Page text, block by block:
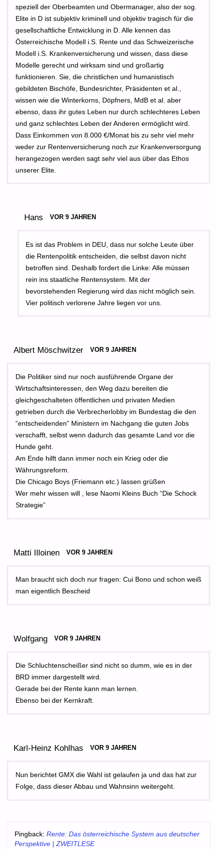
speziell der Oberbeamten und Obermanager, also der sog.
Elite in D ist subjektiv kriminell und objektiv tragisch für die
gesellschaftliche Entwicklung in D. Alle kennen das
Österreichische Modell i.S. Rente und das Schweizerische
Modell i.S. Krankenversicherung und wissen, dass diese
Modelle gerecht und wirksam sind und großartig
funktionieren. Sie, die christlichen und humanistisch
gebildeten Bischöfe, Bundesrichter, Präsidenten et al.,
wissen wie die Winterkorns, Döpfners, MdB et al. aber
ebenso, dass ihr gutes Leben nur durch schlechteres Leben
und ganz schlechtes Leben der Anderen ermöglicht wird.
Dass Einkommen von 8.000 €/Monat bis zu sehr viel mehr
weder zur Rentenversicherung noch zur Krankenversorgung
herangezogen werden sagt sehr viel aus über das Ethos
unserer Elite.
Hans VOR 9 JAHREN
Es ist das Problem in DEU, dass nur solche Leute über
die Rentenpolitik entscheiden, die selbst davon nicht
betroffen sind. Deshalb fordert die Linke: Alle müssen
rein ins staatliche Rentensystem. Mit der
bevorstehenden Regierung wird das nicht möglich sein.
Vier politisch verlorene Jahre liegen vor uns.
Albert Möschwitzer VOR 9 JAHREN
Die Politiker sind nur noch ausführende Organe der
Wirtschaftsinteressen, den Weg dazu bereiten die
gleichgeschalteten öffentlichen und privaten Medien
getrieben durch die Verbrecherlobby im Bundestag die den
“entscheidenden” Ministern im Nachgang die guten Jobs
verschafft, selbst wenn dadurch das gesamte Land vor die
Hunde geht.
Am Ende hilft dann immer noch ein Krieg oder die
Währungsreform.
Die Chicago Boys (Friemann etc.) lassen grüßen
Wer mehr wissen will , lese Naomi Kleins Buch “Die Schock
Strategie”
Matti Illoinen VOR 9 JAHREN
Man braucht sich doch nur fragen: Cui Bono und schon weiß
man eigentlich Bescheid
Wolfgang VOR 9 JAHREN
Die Schluchtenscheißer sind nicht so dumm, wie es in der
BRD immer dargestellt wird.
Gerade bei der Rente kann man lernen.
Ebenso bei der Kernkraft.
Karl-Heinz Kohlhas VOR 9 JAHREN
Nun berichtet GMX die Wahl ist gelaufen ja und das hat zur
Folge, dass dieser Abbau und Wahnsinn weitergeht.
Pingback: Rente: Das österreichische System aus deutscher
Perspektive | ZWEITLESE